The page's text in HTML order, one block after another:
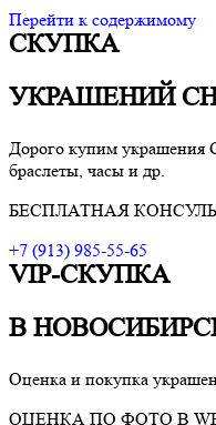
Перейти к содержимому
VIP-скупка в Новосибирске
Скупка в Новосибирске,
Новосибирск, скупка
СКУПКА
УКРАШЕНИЙ
Дорого купим украшения
браслеты, часы и др.
БЕСПЛАТНАЯ
+7 (913) 985-55-65
VIP-СКУПКА
В
Оценка и покупка
ОЦЕНКА ПО ФОТО В